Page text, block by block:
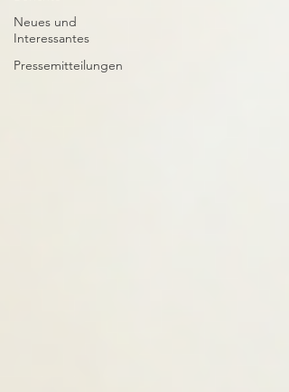
Neues und
Interessantes
Pressemitteilungen